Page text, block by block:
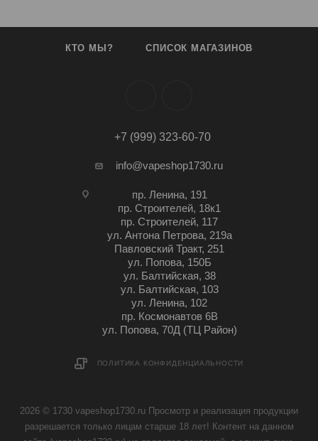
КТО МЫ? СПИСОК МАГАЗИНОВ
+7 (999) 323-60-70
info@vapeshop1730.ru
пр. Ленина, 191
пр. Строителей, 18к1
пр. Строителей, 117
ул. Антона Петрова, 219а
Павловский Тракт, 251
ул. Попова, 150Б
ул. Балтийская, 38
ул. Балтийская, 103
ул. Ленина, 102
пр. Космонавтов 6В
ул. Попова, 70Д (ТЦ Район)
ПОЛИТИКА КОНФИДЕНЦИАЛЬНОСТИ
2026 © 1730 vapeshop1730.ru Просмотр и реализация продукции
разрешается только лицам старше 18 лет! Контент на данном